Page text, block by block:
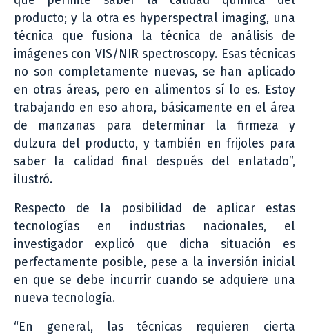
producto; y la otra es hyperspectral imaging, una
técnica que fusiona la técnica de análisis de
imágenes con VIS/NIR spectroscopy. Esas técnicas
no son completamente nuevas, se han aplicado
en otras áreas, pero en alimentos sí lo es. Estoy
trabajando en eso ahora, básicamente en el área
de manzanas para determinar la firmeza y
dulzura del producto, y también en frijoles para
saber la calidad final después del enlatado”,
ilustró.
Respecto de la posibilidad de aplicar estas
tecnologías en industrias nacionales, el
investigador explicó que dicha situación es
perfectamente posible, pese a la inversión inicial
en que se debe incurrir cuando se adquiere una
nueva tecnología.
“En general, las técnicas requieren cierta